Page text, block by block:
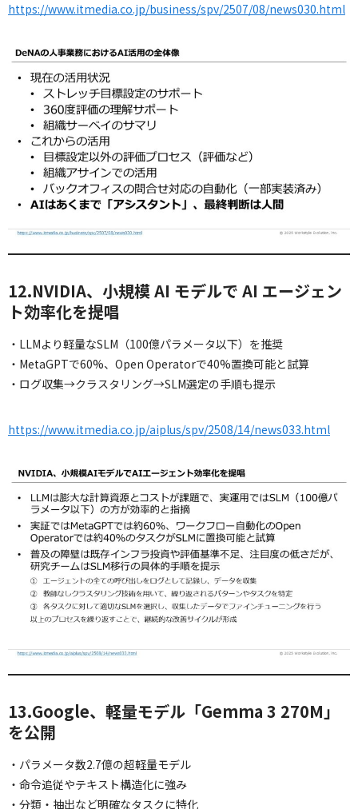
https://www.itmedia.co.jp/business/spv/2507/08/news030.html
12.NVIDIA、小規模 AI モデルで AI エージェン
ト効率化を提唱
・LLMより軽量なSLM（100億パラメータ以下）を推奨
・MetaGPTで60%、Open Operatorで40%置換可能と試算
・ログ収集→クラスタリング→SLM選定の手順も提示
https://www.itmedia.co.jp/aiplus/spv/2508/14/news033.html
13.Google、軽量モデル「Gemma 3 270M」
を公開
・パラメータ数2.7億の超軽量モデル
・命令追従やテキスト構造化に強み
・分類・抽出など明確なタスクに特化